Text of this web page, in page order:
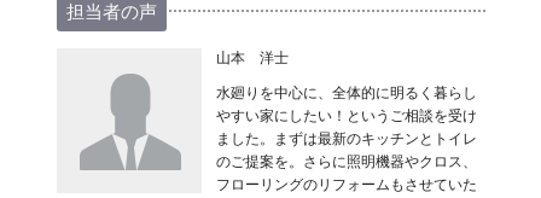
担当者の声
山本 洋士
水廻りを中心に、全体的に明るく暮らし
やすい家にしたい！というご相談を受け
ました。まずは最新のキッチンとトイレ
のご提案を。さらに照明機器やクロス、
フローリングのリフォームもさせていた